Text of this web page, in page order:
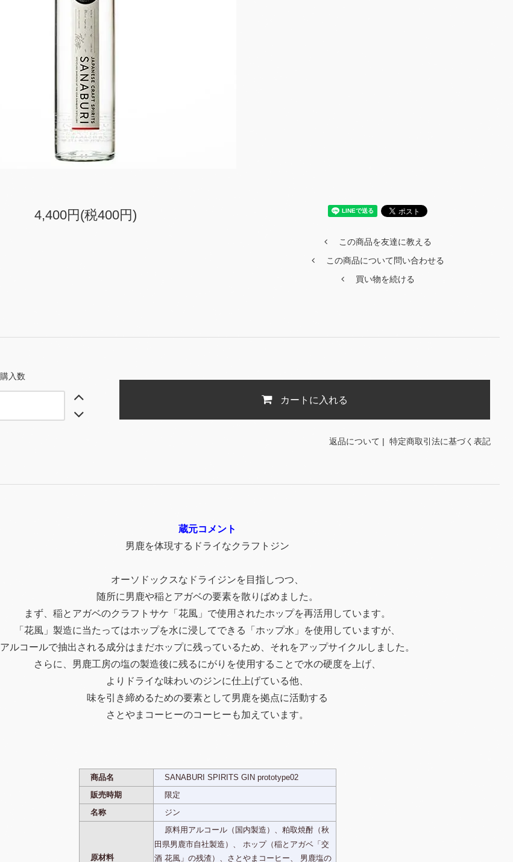
4,400円(税400円)
この商品を友達に教える
この商品について問い合わせる
買い物を続ける
購入数
カートに入れる
返品について | 特定商取引法に基づく表記
蔵元コメント
男鹿を体現するドライなクラフトジン
オーソドックスなドライジンを目指しつつ、
随所に男鹿や稲とアガベの要素を散りばめました。
まず、稲とアガベのクラフトサケ「花風」で使用されたホップを再活用しています。
「花風」製造に当たってはホップを水に浸してできる「ホップ水」を使用していますが、
アルコールで抽出される成分はまだホップに残っているため、それをアップサイクルしました。
さらに、男鹿工房の塩の製造後に残るにがりを使用することで水の硬度を上げ、
よりドライな味わいのジンに仕上げている他、
味を引き締めるための要素として男鹿を拠点に活動する
さとやまコーヒーのコーヒーも加えています。
商品名
SANABURI SPIRITS GIN prototype02
販売時期
限定
名称
ジン
原材料
原料用アルコール（国内製造）、粕取焼酎（秋
田県男鹿市自社製造）、 ホップ（稲とアガベ「交
酒 花風」の残渣）、さとやまコーヒー、 男鹿塩の